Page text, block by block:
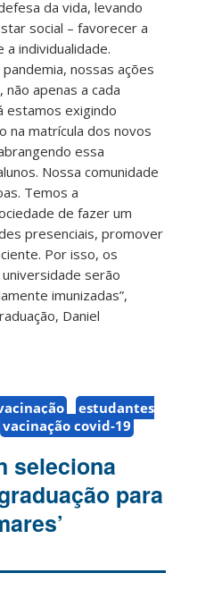
da vida, levando
social – favorecer a
individualidade.
nossas ações
apenas a cada
estamos exigindo
na matrícula dos novos
essa
Nossa comunidade
Temos a
de fazer um
presenciais, promover
Por isso, os
serão
imunizadas”,
Daniel
estudantes
vacinação covid-19
seleciona
para